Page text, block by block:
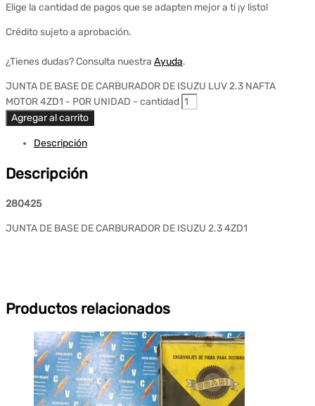
Elige la cantidad de pagos que se adapten mejor a ti ¡y listo!
Crédito sujeto a aprobación.
¿Tienes dudas? Consulta nuestra Ayuda.
JUNTA DE BASE DE CARBURADOR DE ISUZU LUV 2.3 NAFTA
MOTOR 4ZD1 - POR UNIDAD - cantidad
Agregar al carrito
Descripción
Descripción
280425
JUNTA DE BASE DE CARBURADOR DE ISUZU 2.3 4ZD1
Productos relacionados